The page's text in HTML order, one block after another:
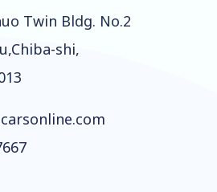
Twin Bldg. No.2
shi,